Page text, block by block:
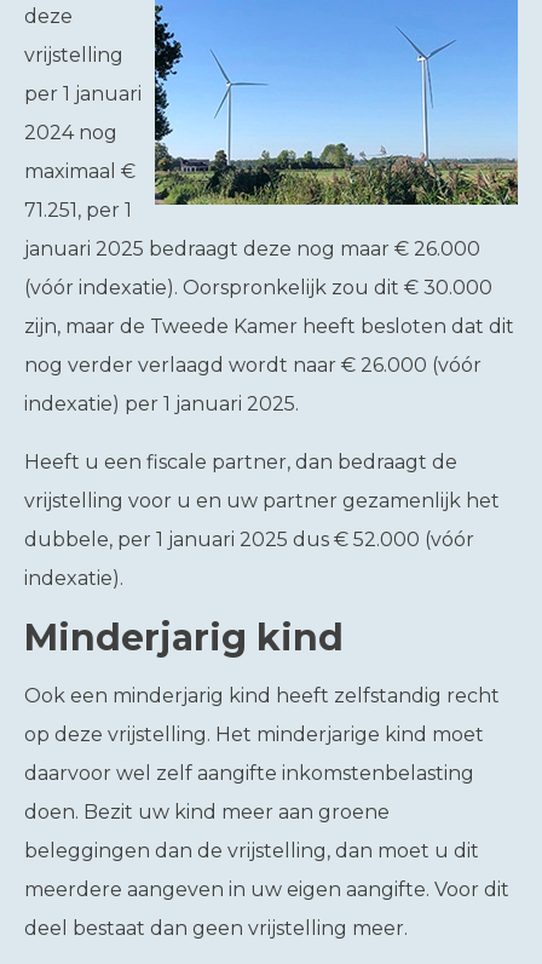
deze
vrijstelling
per 1 januari
2024 nog
maximaal €
71.251, per 1
januari 2025 bedraagt deze nog maar € 26.000
(vóór indexatie). Oorspronkelijk zou dit € 30.000
zijn, maar de Tweede Kamer heeft besloten dat dit
nog verder verlaagd wordt naar € 26.000 (vóór
indexatie) per 1 januari 2025.
Heeft u een fiscale partner, dan bedraagt de
vrijstelling voor u en uw partner gezamenlijk het
dubbele, per 1 januari 2025 dus € 52.000 (vóór
indexatie).
Minderjarig kind
Ook een minderjarig kind heeft zelfstandig recht
op deze vrijstelling. Het minderjarige kind moet
daarvoor wel zelf aangifte inkomstenbelasting
doen. Bezit uw kind meer aan groene
beleggingen dan de vrijstelling, dan moet u dit
meerdere aangeven in uw eigen aangifte. Voor dit
deel bestaat dan geen vrijstelling meer.